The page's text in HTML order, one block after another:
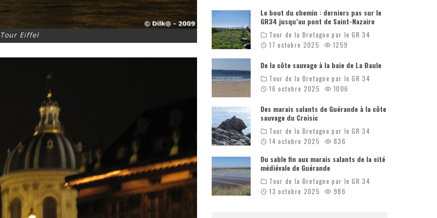
Eiffel
Le bout du chemin : derniers pas sur le
GR34 jusqu’au pont de Saint-Nazaire
Tour de la Bretagne par le GR 34
17 octobre 2025
1259
De la côte sauvage à la baie de La Baule
Tour de la Bretagne par le GR 34
16 octobre 2025
1006
Des marais salants de Guérande à la côte
sauvage du Croisic
Tour de la Bretagne par le GR 34
14 octobre 2025
836
Du sable fin aux marais salants de la cité
médiévale de Guérande
Tour de la Bretagne par le GR 34
13 octobre 2025
986